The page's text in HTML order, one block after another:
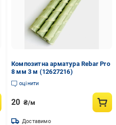
Композитна арматура Rebar Pro
8 мм 3 м (12627216)
оцінити
20 ₴/м
Доставимо